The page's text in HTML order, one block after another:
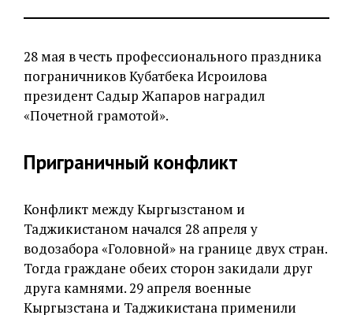
28 мая в честь профессионального праздника
пограничников Кубатбека Исроилова
президент Садыр Жапаров наградил
«Почетной грамотой».
Приграничный конфликт
Конфликт между Кыргызстаном и
Таджикистаном начался 28 апреля у
водозабора «Головной» на границе двух стран.
Тогда граждане обеих сторон закидали друг
друга камнями. 29 апреля военные
Кыргызстана и Таджикистана применили